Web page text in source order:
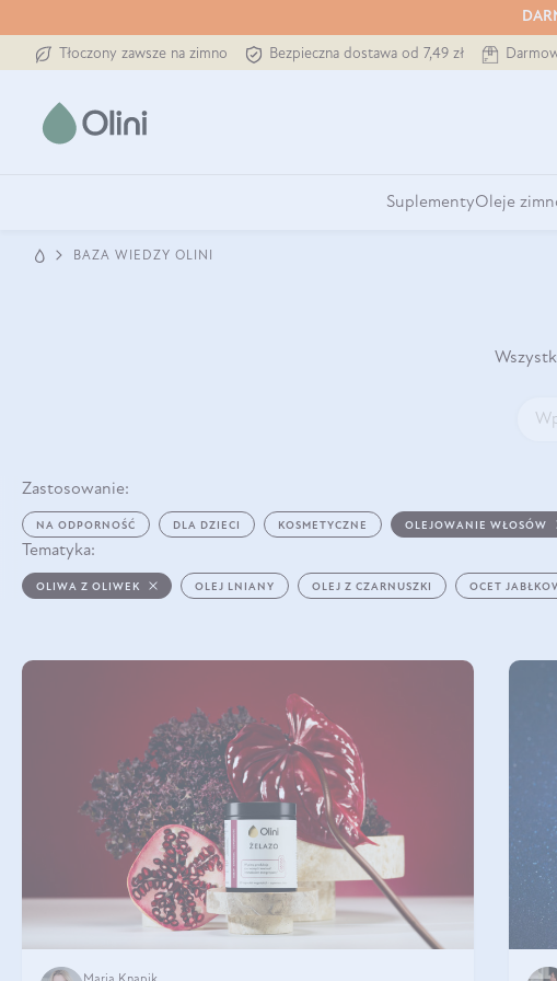
Tłoczony zawsze na zimno Bezpieczna dostawa od 7,49 zł
SuplementyOleje
BAZA WIEDZY OLINI
Zastosowanie:
NA ODPORNOŚĆ DLA DZIECI KOSMETYCZNE OLEJOWANIE WŁOSÓW
Tematyka:
OLIWA Z OLIWEK OLEJ LNIANY OLEJ Z CZARNUSZKI OCET